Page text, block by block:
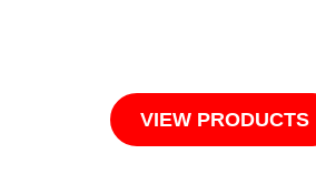
VIEW PRODUCTS